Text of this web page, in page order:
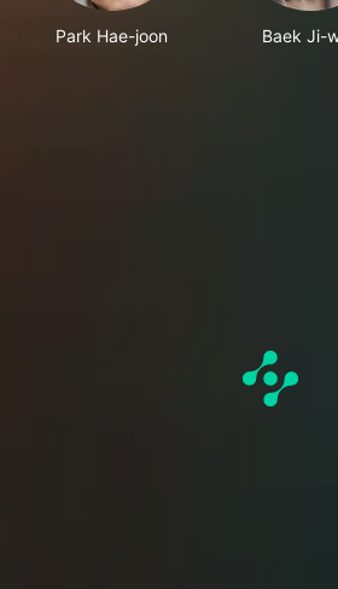
Park Hae-joon Baek Ji-